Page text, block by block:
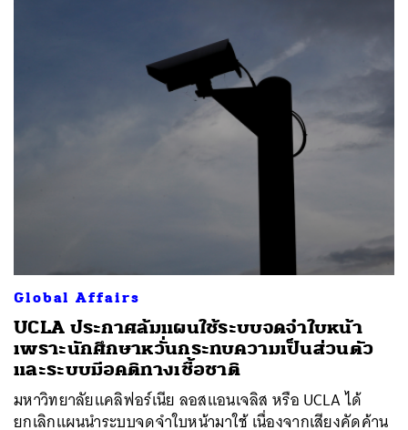
Global Affairs
UCLA ประกาศล้มแผนใช้ระบบจดจำใบหน้า
เพราะนักศึกษาหวั่นกระทบความเป็นส่วนตัว
และระบบมีอคติทางเชื้อชาติ
มหาวิทยาลัยแคลิฟอร์เนีย ลอสแอนเจลิส หรือ UCLA ได้
ยกเลิกแผนนำระบบจดจำใบหน้ามาใช้ เนื่องจากเสียงคัดค้าน